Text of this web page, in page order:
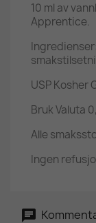
10 ml av
Apprentice.
USP Kosher
Bruk Valuta
Alle
Ingen